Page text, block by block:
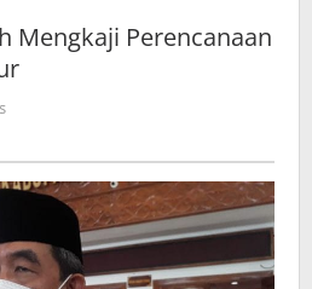
Mengkaji Perencanaan